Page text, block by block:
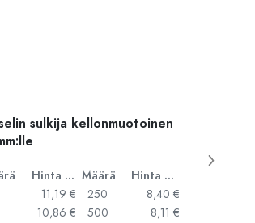
sulkija kellonmuotoinen
Hinta per kpl Määrä
Hinta per kpl
11,19 €
10,86 €
250
8,40 €
500
8,11 €